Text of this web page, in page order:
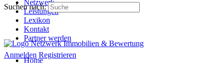
Netzwerk
Leistungen
Lexikon
Kontakt
Partner werden
Anmelden Registrieren
Suchen nach:
Home